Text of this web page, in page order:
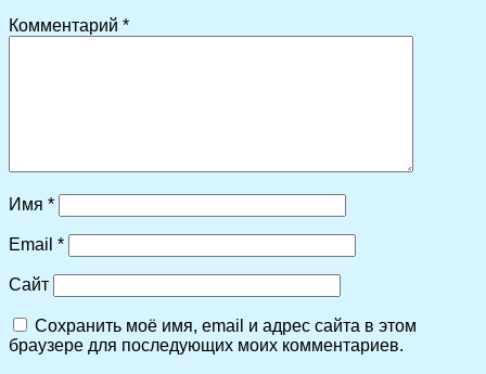
Комментарий *
Имя *
Email *
Сайт
Сохранить моё имя, email и адрес сайта в этом
браузере для последующих моих комментариев.